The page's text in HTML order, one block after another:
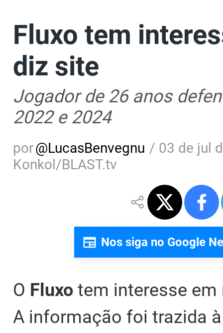
Fluxo tem
diz site
Jogador de 26 anos
2022 e 2024
por@LucasBenvegnu / 03 de jul
Konkol/BLAST.tv
Nos siga no Google
O Fluxo tem interesse em
A informação foi trazida